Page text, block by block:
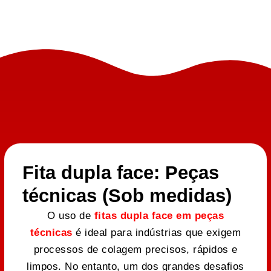
Fita dupla face: Peças
técnicas (Sob medidas)
O uso de fitas dupla face em peças
técnicas é ideal para indústrias que exigem
processos de colagem precisos, rápidos e
limpos. No entanto, um dos grandes desafios